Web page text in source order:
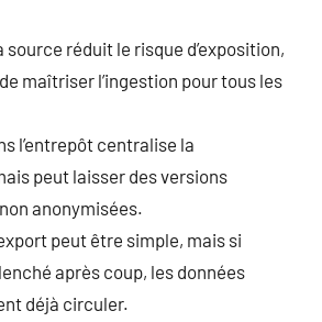
source réduit le risque d’exposition,
maîtriser l’ingestion pour tous les
l’entrepôt centralise la
peut laisser des versions
anonymisées.
peut être simple, mais si
après coup, les données
déjà circuler.